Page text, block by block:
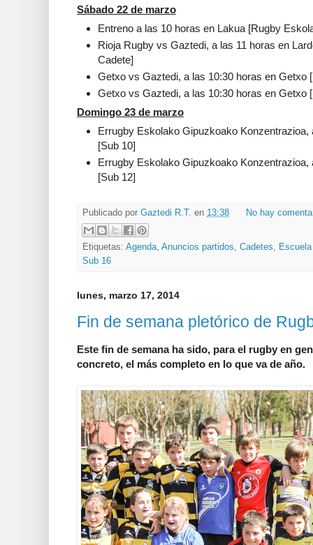
Sábado 22 de marzo
Entreno a las 10 horas en Lakua [Rugby
Rioja Rugby vs Gaztedi, a las 11 horas en
Cadete]
Getxo vs Gaztedi, a las 10:30 horas en Getxo
Getxo vs Gaztedi, a las 10:30 horas en Getxo
Domingo 23 de marzo
Errugby Eskolako Gipuzkoako Konzentrazioa,
[Sub 10]
Errugby Eskolako Gipuzkoako Konzentrazioa,
[Sub 12]
Publicado por Gaztedi R.T. en 13:38 No hay
Etiquetas: Agenda, Anuncios partidos, Cadetes,
Sub 16
lunes, marzo 17, 2014
Fin de semana pletórico de
Este fin de semana ha sido, para el rugby en
concreto, el más completo en lo que va de año.